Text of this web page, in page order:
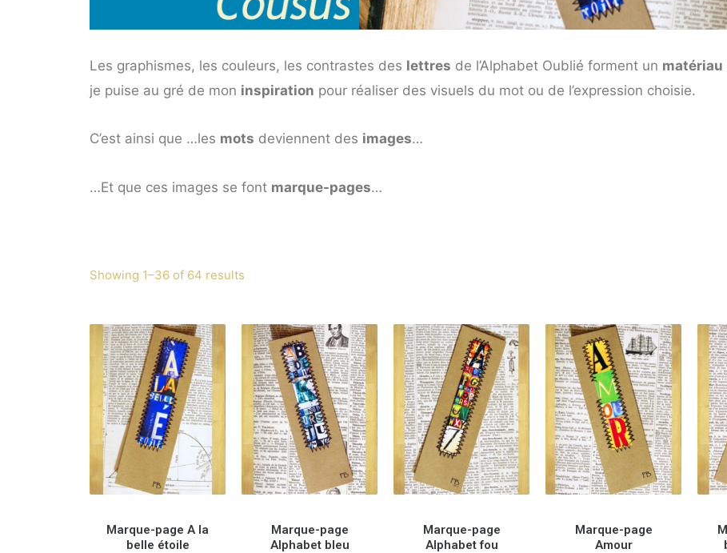
Les graphismes, les couleurs, les contrastes des lettres de l’Alphabet Oublié forment un matériau
je puise au gré de mon inspiration pour réaliser des visuels du mot ou de l’expression choisie.
C’est ainsi que …les mots deviennent des images…
…Et que ces images se font marque-pages…
Showing 1–36 of 64 results
Marque-page A la
belle étoile
Marque-page
Alphabet bleu
Marque-page
Alphabet fou
Marque-page
Amour